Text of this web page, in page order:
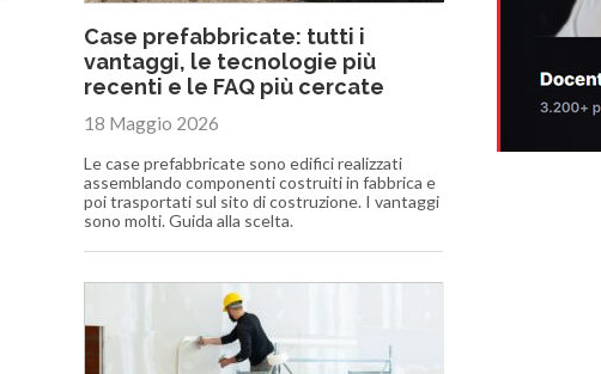
Case prefabbricate: tutti i
vantaggi, le tecnologie più
recenti e le FAQ più cercate
18 Maggio 2026
Le case prefabbricate sono edifici realizzati
assemblando componenti costruiti in fabbrica e
poi trasportati sul sito di costruzione. I vantaggi
sono molti. Guida alla scelta.